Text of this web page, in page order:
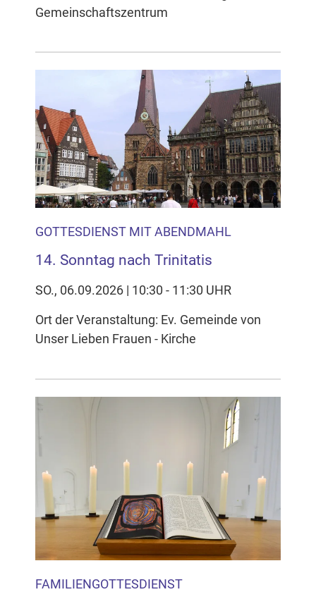
Gemeinschaftszentrum
GOTTESDIENST MIT ABENDMAHL
14. Sonntag nach Trinitatis
SO., 06.09.2026 | 10:30 - 11:30 UHR
Ort der Veranstaltung: Ev. Gemeinde von
Unser Lieben Frauen - Kirche
FAMILIENGOTTESDIENST